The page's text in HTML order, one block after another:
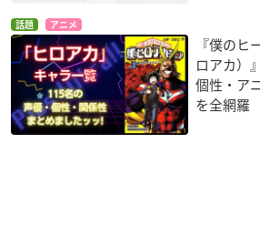
話題 アニメ
『僕のヒ
ロアカ）
個性・ア
を全網羅